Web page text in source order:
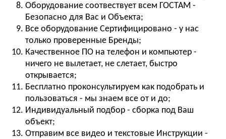
Оборудование соотвествует всем ГОСТАМ -
Безопасно для Вас и Объекта;
Все оборудование Сертифицировано - у нас
только проверенные Бренды;
Качественное ПО на телефон и компьютер -
ничего не вылетает, не слетает, быстро
открывается;
Бесплатно проконсультируем как подобрать и
пользоваться - мы знаем все от и до;
Индивидуальный подбор - сборка под Ваш
объект;
Отправим все видео и текстовые Инструкции -